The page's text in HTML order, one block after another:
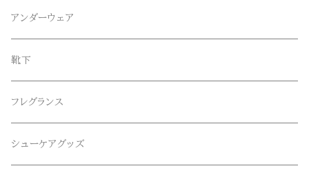
CANDY DESIGN&WORKS(CDW)
collonil(コロニル)
CountyComm(カウンティーコム)
decka(デカ)
シャツ
ショート
シューズ
シューズ
サンダル
メガネ、サングラス
ベルト
腕時計
キーアクセサリー
リング
ブレスレット、バングル
ネックレス
アンダーウェア
靴下
フレグランス
シューケアグッズ